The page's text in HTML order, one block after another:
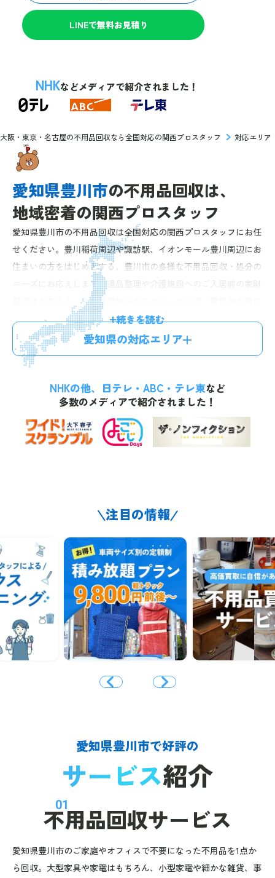
LINEで無料お見積り
NHKなどメディアで紹介されました！
大阪・東京・名古屋の不用品回収なら全国対応の関西プロスタッフ 対応エリア
愛知県豊川市の不用品回収は、
地域密着の関西プロスタッフ
愛知県豊川市の不用品回収は全国対応の関西プロスタッフにお任
せください。豊川稲荷周辺や諏訪駅、イオンモール豊川周辺にお
住まいの方をはじめとする、豊川市の多様な不用品回収・処分の
ニーズにお応えします。遺品整理や介護施設へのご入居前の家財
整理はもちろん、生前整理やハウスクリーニング、費用がお得に
なる不用品買取などのサービスもご提供。ご高齢のご夫婦やご実
家を相続された方、ファミリー層の皆様などから多くのご依頼を
いただいております。経験豊富なスタッフが迅速丁寧に対応しま
すので、安心してお任せいただけます。お電話一本で最短60分、
無料のお見積りにお伺い。明確な料金体系で、お見積り後の追加
料金はございませんので、お気軽にお問い合わせください。
続きを読む
愛知県の対応エリア
NHKの他、日テレ・ABC・テレ東など
多数のメディアで紹介されました！
注目の情報
愛知県豊川市で好評の
サービス紹介
01
不用品回収サービス
愛知県豊川市のご家庭やオフィスで不要になった不用品を1点か
ら回収。大型家具や家電はもちろん、小型家電や細かな雑貨、事